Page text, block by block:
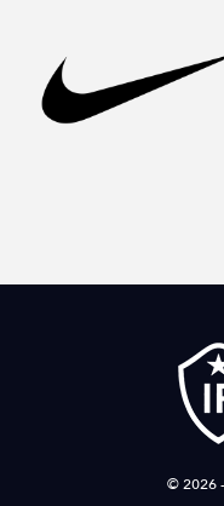
© 2026